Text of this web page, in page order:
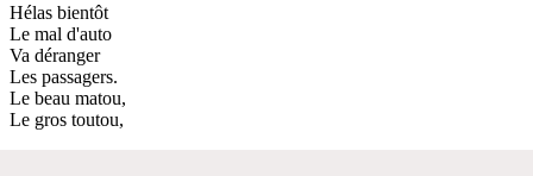
Hélas bientôt
Le mal d'auto
Va déranger
Les passagers.
Le beau matou,
Le gros toutou,